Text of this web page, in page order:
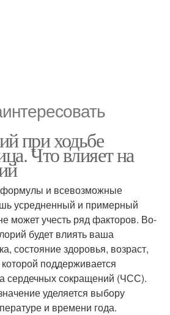
при ходьбе
Что влияет на
и всевозможные
усредненный и примерный
может учесть ряд факторов. Во-
будет влиять ваша
состояние здоровья, возраст,
поддерживается
сердечных сокращений (ЧСС).
уделяется выбору
и времени года.